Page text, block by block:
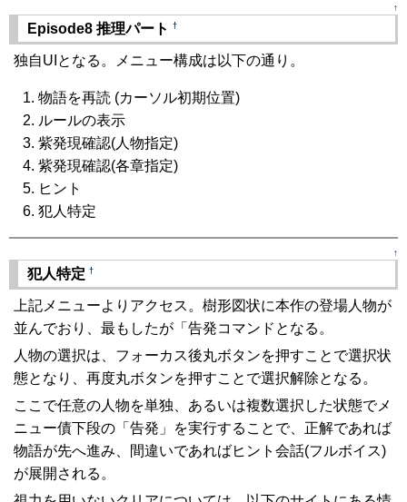
↑
Episode8 推理パート †
独自UIとなる。メニュー構成は以下の通り。
物語を再読 (カーソル初期位置)
ルールの表示
紫発現確認(人物指定)
紫発現確認(各章指定)
ヒント
犯人特定
↑
犯人特定 †
上記メニューよりアクセス。樹形図状に本作の登場人物が
並んでおり、最もしたが「告発コマンドとなる。
人物の選択は、フォーカス後丸ボタンを押すことで選択状
態となり、再度丸ボタンを押すことで選択解除となる。
ここで任意の人物を単独、あるいは複数選択した状態でメ
ニュー債下段の「告発」を実行することで、正解であれば
物語が先へ進み、間違いであればヒント会話(フルボイス)
が展開される。